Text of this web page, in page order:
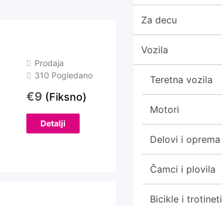
Prodaja
310 Pogledano
€9 (Fiksno)
Detalji
Za decu
Vozila
Teretna vozila
Motori
Delovi i oprema
Čamci i plovila
Bicikle i trotineti